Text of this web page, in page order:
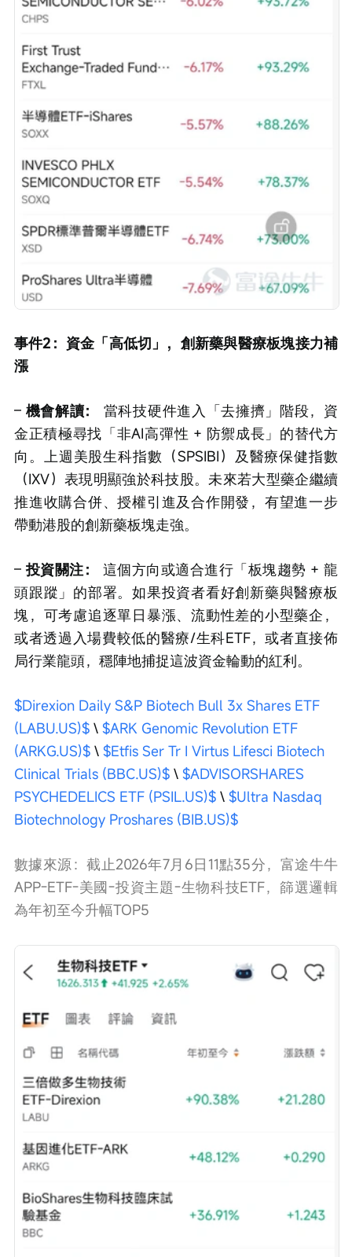
事件2：資金「高低切」，創新藥與醫療板塊接力補
漲
– 機會解讀：
當科技硬件進入「去擁擠」階段，資
金正積極尋找「非AI高彈性 + 防禦成長」的替代方
向。上週美股生科指數（SPSIBI）及醫療保健指數
（IXV）表現明顯強於科技股。未來若大型藥企繼續
推進收購合併、授權引進及合作開發，有望進一步
帶動港股的創新藥板塊走強。
– 投資關注：
這個方向或適合進行「板塊趨勢 + 龍
頭跟蹤」的部署。如果投資者看好創新藥與醫療板
塊，可考慮追逐單日暴漲、流動性差的小型藥企，
或者透過入場費較低的醫療/生科ETF，或者直接佈
局行業龍頭，穩陣地捕捉這波資金輪動的紅利。
$Direxion Daily S&P Biotech Bull 3x Shares ETF
(LABU.US)$ \ $ARK Genomic Revolution ETF
(ARKG.US)$ \ $Etfis Ser Tr I Virtus Lifesci Biotech
Clinical Trials (BBC.US)$ \ $ADVISORSHARES
PSYCHEDELICS ETF (PSIL.US)$ \ $Ultra Nasdaq
Biotechnology Proshares (BIB.US)$
數據來源：截止2026年7月6日11點35分，富途牛牛
APP-ETF-美國-投資主題-生物科技ETF，篩選邏輯
為年初至今升幅TOP5